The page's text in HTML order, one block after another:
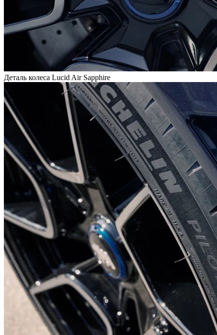
Деталь колеса Lucid Air Sapphire